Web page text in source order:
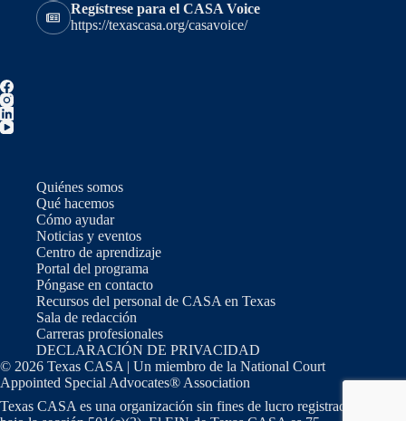
Regístrese para el CASA Voice
https://texascasa.org/casavoice/
Quiénes somos
Qué hacemos
Cómo ayudar
Noticias y eventos
Centro de aprendizaje
Portal del programa
Póngase en contacto
Recursos del personal de CASA en Texas
Sala de redacción
Carreras profesionales
DECLARACIÓN DE PRIVACIDAD
© 2026 Texas CASA | Un miembro de la National Court
Appointed Special Advocates® Association
Texas CASA es una organización sin fines de lucro registrada